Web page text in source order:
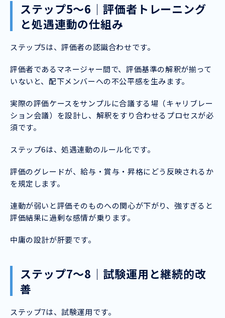
ステップ5〜6｜評価者トレーニング
と処遇連動の仕組み
ステップ5は、評価者の認識合わせです。
評価者であるマネージャー間で、評価基準の解釈が揃って
いないと、配下メンバーへの不公平感を生みます。
実際の評価ケースをサンプルに合議する場（キャリブレー
ション会議）を設計し、解釈をすり合わせるプロセスが必
須です。
ステップ6は、処遇連動のルール化です。
評価のグレードが、給与・賞与・昇格にどう反映されるか
を規定します。
連動が弱いと評価そのものへの関心が下がり、強すぎると
評価結果に過剰な感情が乗ります。
中庸の設計が肝要です。
ステップ7〜8｜試験運用と継続的改
善
ステップ7は、試験運用です。